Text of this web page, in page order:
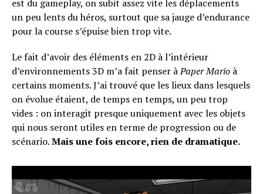
est du gameplay, on subit assez vite les déplacements
un peu lents du héros, surtout que sa jauge d’endurance
pour la course s’épuise bien trop vite.
Le fait d’avoir des éléments en 2D à l’intérieur
d’environnements 3D m’a fait penser àPaper Mario à
certains moments. J’ai trouvé que les lieux dans lesquels
on évolue étaient, de temps en temps, un peu trop
vides : on interagit presque uniquement avec les objets
qui nous seront utiles en terme de progression ou de
scénario.Mais une fois encore, rien de dramatique.